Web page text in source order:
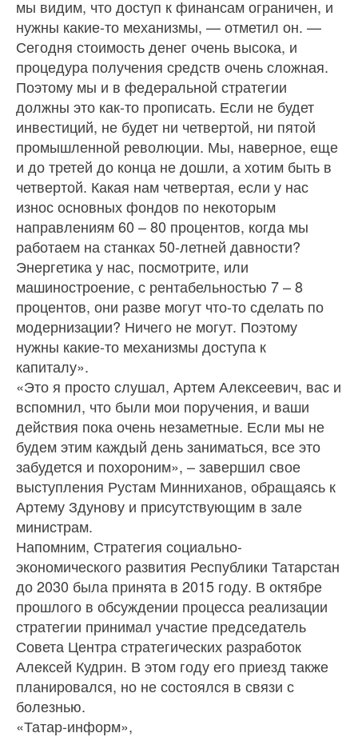
мы видим, что доступ к финансам ограничен, и
нужны какие-то механизмы, — отметил он. —
Сегодня стоимость денег очень высока, и
процедура получения средств очень сложная.
Поэтому мы и в федеральной стратегии
должны это как-то прописать. Если не будет
инвестиций, не будет ни четвертой, ни пятой
промышленной революции. Мы, наверное, еще
и до третей до конца не дошли, а хотим быть в
четвертой. Какая нам четвертая, если у нас
износ основных фондов по некоторым
направлениям 60 – 80 процентов, когда мы
работаем на станках 50-летней давности?
Энергетика у нас, посмотрите, или
машиностроение, с рентабельностью 7 – 8
процентов, они разве могут что-то сделать по
модернизации? Ничего не могут. Поэтому
нужны какие-то механизмы доступа к
капиталу».
«Это я просто слушал, Артем Алексеевич, вас и
вспомнил, что были мои поручения, и ваши
действия пока очень незаметные. Если мы не
будем этим каждый день заниматься, все это
забудется и похороним», – завершил свое
выступления Рустам Минниханов, обращаясь к
Артему Здунову и присутствующим в зале
министрам.
Напомним, Стратегия социально-
экономического развития Республики Татарстан
до 2030 была принята в 2015 году. В октябре
прошлого в обсуждении процесса реализации
стратегии принимал участие председатель
Совета Центра стратегических разработок
Алексей Кудрин. В этом году его приезд также
планировался, но не состоялся в связи с
болезнью.
«Татар-информ»,